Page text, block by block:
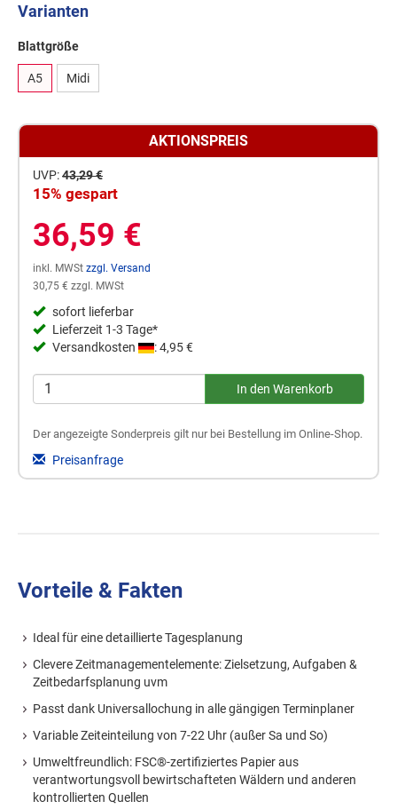
Varianten
Blattgröße
A5 Midi
AKTIONSPREIS
UVP:43,29 €
15% gespart
36,59 €
inkl. MWSt zzgl. Versand
30,75 € zzgl. MWSt
sofort lieferbar
Lieferzeit 1-3 Tage*
Versandkosten
: 4,95 €
Der angezeigte Sonderpreis gilt nur bei Bestellung im Online-Shop.
Preisanfrage
Vorteile & Fakten
Ideal für eine detaillierte Tagesplanung
Clevere Zeitmanagementelemente: Zielsetzung, Aufgaben &
Zeitbedarfsplanung uvm
Passt dank Universallochung in alle gängigen Terminplaner
Variable Zeiteinteilung von 7-22 Uhr (außer Sa und So)
Umweltfreundlich: FSC®-zertifiziertes Papier aus
verantwortungsvoll bewirtschafteten Wäldern und anderen
kontrollierten Quellen